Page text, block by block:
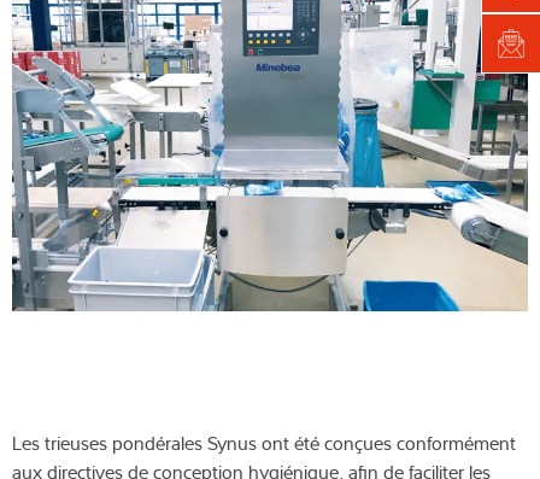
Les trieuses pondérales Synus ont été conçues conformément
aux directives de conception hygiénique, afin de faciliter les